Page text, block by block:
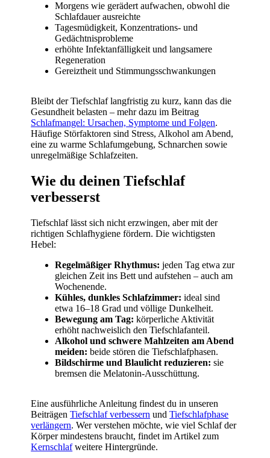
Morgens wie gerädert aufwachen, obwohl die
Schlafdauer ausreichte
Tagesmüdigkeit, Konzentrations- und
Gedächtnisprobleme
erhöhte Infektanfälligkeit und langsamere
Regeneration
Gereiztheit und Stimmungsschwankungen
Bleibt der Tiefschlaf langfristig zu kurz, kann das die
Gesundheit belasten – mehr dazu im Beitrag
Schlafmangel: Ursachen, Symptome und Folgen.
Häufige Störfaktoren sind Stress, Alkohol am Abend,
eine zu warme Schlafumgebung, Schnarchen sowie
unregelmäßige Schlafzeiten.
Wie du deinen Tiefschlaf
verbesserst
Tiefschlaf lässt sich nicht erzwingen, aber mit der
richtigen Schlafhygiene fördern. Die wichtigsten
Hebel:
Regelmäßiger Rhythmus: jeden Tag etwa zur
gleichen Zeit ins Bett und aufstehen – auch am
Wochenende.
Kühles, dunkles Schlafzimmer: ideal sind
etwa 16–18 Grad und völlige Dunkelheit.
Bewegung am Tag: körperliche Aktivität
erhöht nachweislich den Tiefschlafanteil.
Alkohol und schwere Mahlzeiten am Abend
meiden: beide stören die Tiefschlafphasen.
Bildschirme und Blaulicht reduzieren: sie
bremsen die Melatonin-Ausschüttung.
Eine ausführliche Anleitung findest du in unseren
BeiträgenTiefschlaf verbessern undTiefschlafphase
verlängern. Wer verstehen möchte, wie viel Schlaf der
Körper mindestens braucht, findet im Artikel zum
Kernschlafweitere Hintergründe.